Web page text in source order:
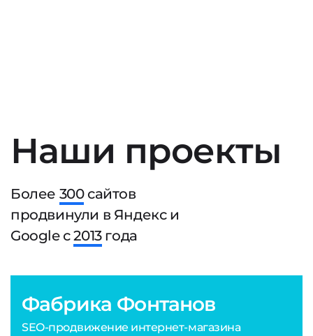
Наши проекты
Более 300сайтов
продвинули в Яндекс и
Google с2013года
Фабрика Фонтанов
SEO-продвижение интернет-магазина